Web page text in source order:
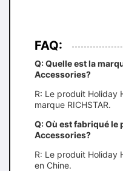
FAQ:
Q: Quelle est la
Accessories?
R: Le produit Holiday
marque RICHSTAR.
Q: Où est fabriqué
Accessories?
R: Le produit Holiday
en Chine.